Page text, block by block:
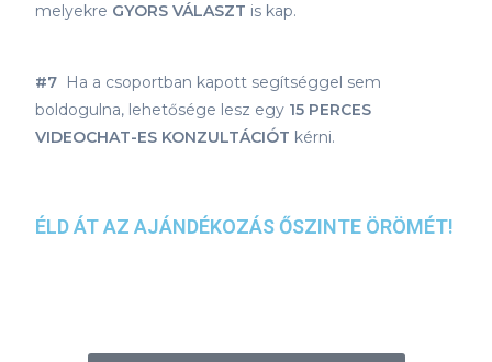
melyekre GYORS VÁLASZT is kap.
#7 Ha a csoportban kapott segítséggel sem
boldogulna, lehetősége lesz egy 15 PERCES
VIDEOCHAT-ES KONZULTÁCIÓT kérni.
ÉLD ÁT AZ AJÁNDÉKOZÁS ŐSZINTE ÖRÖMÉT!